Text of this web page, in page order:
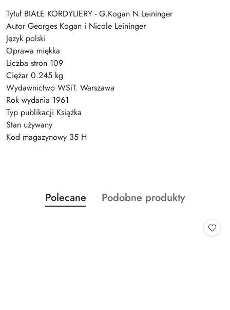
Tytuł BIAŁE KORDYLIERY - G.Kogan N.Leininger
Autor Georges Kogan i Nicole Leininger
Język polski
Oprawa miękka
Liczba stron 109
Ciężar 0.245 kg
Wydawnictwo WSiT. Warszawa
Rok wydania 1961
Typ publikacji Książka
Stan używany
Kod magazynowy 35 H
Pomiń karuzelę produktów
Produkty
o
Polecane
Produkty
Podobne produkty